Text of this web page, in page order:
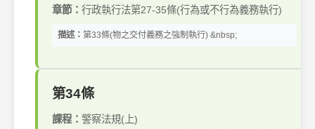
章節： 行政執行法第27-35條(行為或不行為義務執行)
描述： 第33條(物之交付義務之強制執行) &nbsp;
第34條
課程： 警察法規(上)